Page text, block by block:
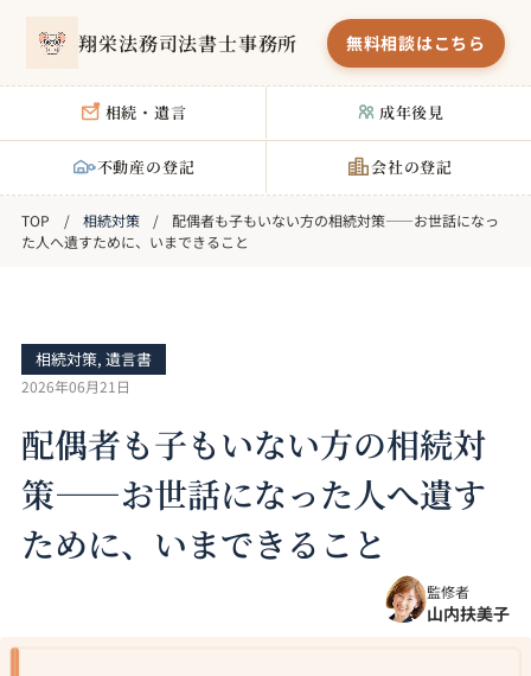
翔栄法務司法書士事務所 無料相談はこちら
相続・遺言 成年後見
不動産の登記 会社の登記
相続対策
配偶者も子もいない方の相続対策――お世話になっ
た人へ遺すために、いまできること
相続対策, 遺言書
2026年06月21日
配偶者も子もいない方の相続対
策――お世話になった人へ遺す
ために、いまできること
監修者
山内扶美子